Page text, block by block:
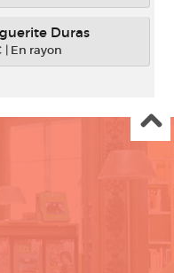
Duras
| En rayon